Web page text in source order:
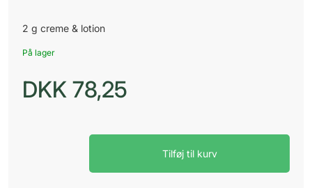
2 g creme & lotion
På lager
DKK 78,25
Tilføj til kurv